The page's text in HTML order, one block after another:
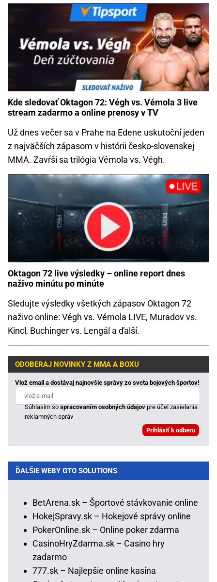
Kde sledovať Oktagon 72: Végh vs. Vémola 3 live
stream zadarmo a online prenosy v TV
Už dnes večer sa v Prahe na Edene uskutoční jeden
z najväčších zápasom v histórii česko-slovenskej
MMA. Zavŕši sa trilógia Vémola vs. Végh.
Oktagon 72 live výsledky – online report dnes
naživo minútu po minúte
Sledujte výsledky všetkých zápasov Oktagon 72
naživo online: Végh vs. Vémola LIVE, Muradov vs.
Kincl, Buchinger vs. Lengál a ďalší.
ODOBERAJ NOVINKY Z MMA A BOXU
Vlož email a dostávaj najnovšie správy zo sveta bojových športov!
Súhlasím sospracovaním osobných údajovpre účel zasielania
reklamných správ
ĎALŠIE WEBY GTO SOLUTIONS
BetArena.sk – Športové stávkovanie online
HokejSpravy.sk – Hokejové správy online
PokerOnline.sk – Online poker zdarma
CasinoHryZdarma.sk – Casino hry
zadarmo
777.sk – Najlepšie online kasína